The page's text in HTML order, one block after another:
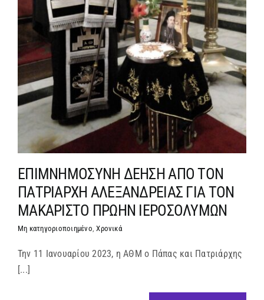
ΕΠΙΜΝΗΜΟΣΥΝΗ ΔΕΗΣΗ ΑΠΟ ΤΟΝ
ΠΑΤΡΙΑΡΧΗ ΑΛΕΞΑΝΔΡΕΙΑΣ ΓΙΑ ΤΟΝ
ΜΑΚΑΡΙΣΤΟ ΠΡΩΗΝ ΙΕΡΟΣΟΛΥΜΩΝ
Μη κατηγοριοποιημένο ,Χρονικά
Την 11 Ιανουαρίου 2023, η ΑΘΜ ο Πάπας και Πατριάρχης
[...]